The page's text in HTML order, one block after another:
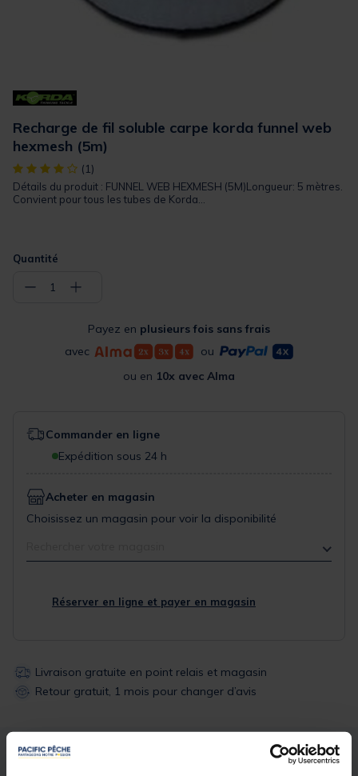
Recharge de fil soluble carpe korda funnel web
hexmesh (5m)
[object Object] out of 5 Customer Rating
(1)
Détails du produit : FUNNEL WEB HEXMESH (5M)Longueur: 5 mètres.
Convient pour tous les tubes de Korda...
Quantité
− 1 +
Payez en plusieurs fois sans frais
avec
ou
ou en 10x avec Alma
Commander en ligne
Expédition sous 24 h
Acheter en magasin
Choisissez un magasin pour voir la disponibilité
Réserver en ligne et payer en magasin
Livraison gratuite en point relais et magasin
Retour gratuit, 1 mois pour changer d’avis